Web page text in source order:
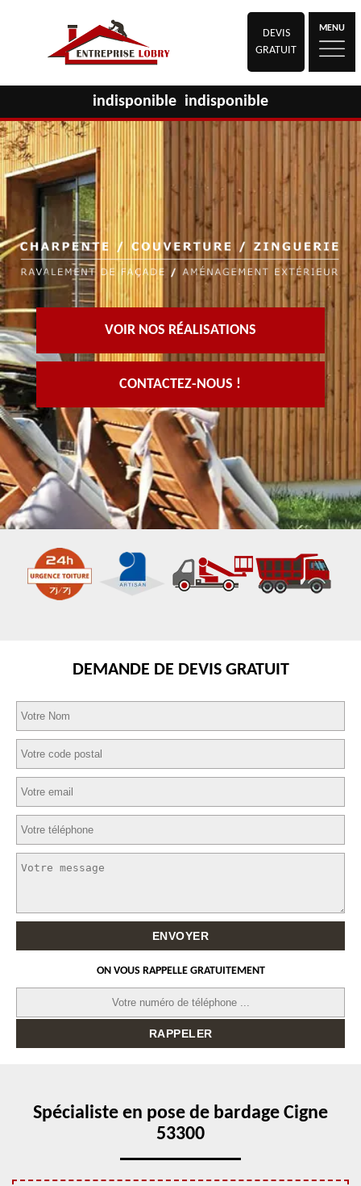
DEVIS
GRATUIT
MENU
indisponible indisponible
VOIR NOS RÉALISATIONS
CONTACTEZ-NOUS !
DEMANDE DE DEVIS GRATUIT
ON VOUS RAPPELLE GRATUITEMENT
Spécialiste en pose de bardage Cigne
53300